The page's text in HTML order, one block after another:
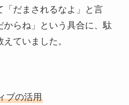
「だまされるなよ」と言
からね」という具合に、駄
ていました。
ブの活用